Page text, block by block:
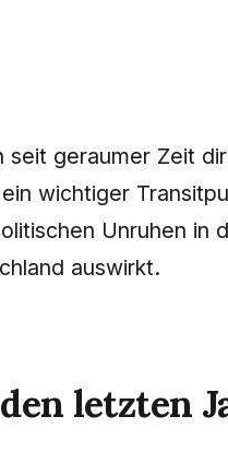
geraumer Zeit
wichtiger
Unruhen
auswirkt.
letzten